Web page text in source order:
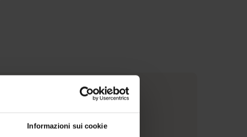
Informazioni sui cookie
Griglie di cottura